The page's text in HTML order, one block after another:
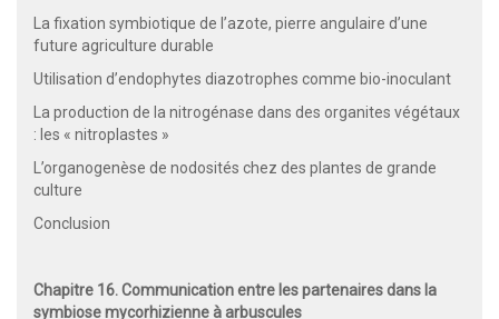
La fixation symbiotique de l’azote, pierre angulaire d’une
future agriculture durable
Utilisation d’endophytes diazotrophes comme bio-inoculant
La production de la nitrogénase dans des organites végétaux
: les « nitroplastes »
L’organogenèse de nodosités chez des plantes de grande
culture
Conclusion
Chapitre 16. Communication entre les partenaires dans la
symbiose mycorhizienne à arbuscules